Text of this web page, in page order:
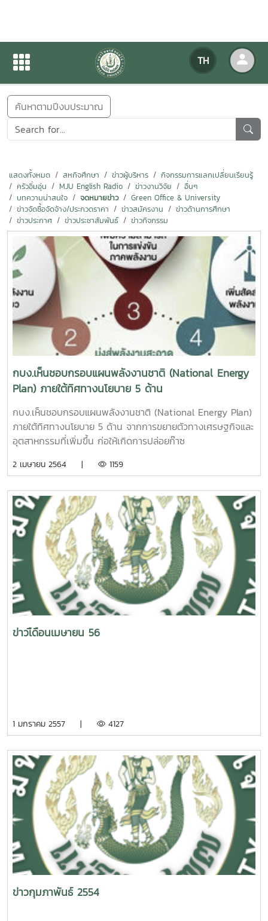
TH
ข่าวสารกิจกรรม
ค้นหาตามปีงบประมาณ
แสดงทั้งหมด สหกิจศึกษา ข่าวผู้บริหาร
กิจกรรมการแลกเปลี่ยนเรียนรู้
ครัวอิ่มอุ่น
MJU English Radio ข่าวงานวิจัย
อื่นๆ
บทความน่าสนใจ
จดหมายข่าว
Green Office & University
ข่าวจัดซื้อจัดจ้าง/ประกวดราคา
ข่าวสมัครงาน
ข่าวด้านการศึกษา
ข่าวประกาศ
ข่าวประชาสัมพันธ์ ข่าวกิจกรรม
กบง.เห็นชอบกรอบแผนพลังงานชาติ (National Energy
Plan) ภายใต้ทิศทางนโยบาย 5 ด้าน
กบง.เห็นชอบกรอบแผนพลังงานชาติ (National Energy Plan)
ภายใต้ทิศทางนโยบาย 5 ด้าน จากการขยายตัวทางเศรษฐกิจและ
อุตสาหกรรมที่เพิ่มขึ้น ก่อให้เกิดการปล่อยก๊าซ
อุณหภูมิโลกได้สูงขึ้น ประเทศไทยจึงได้วางเป้าหมายลดการปล่อย
หมายมุ่งสู่พลังงานสะอาด และลดการปล่อยก๊าซ
คาร์บอนไดออกไซด์ภายในปี 2580 ซึ่งที่ประชุม กบง. เมื่อวันที่
26 มีนาคม 2564 ที่มีนายสุพัฒนพงษ์ พันธ์มีเชาว์ รองนายก
รัฐมนตรี และรัฐมนตรีว่าการกระทรวงพลังงาน เป็นประธานการ
ประชุม ได้เห็นชอบกรอบแผนพลังงานชาติ (National Energy
Plan) ที่มีเป้าหมายมุ่งสู่พลังงานสะอาด ลดการปล่อยก๊าซ
คาร์บอนไดออกไซด์ภายในปี 2580 มีทิศทางนโยบาย (Policy
Direction) 5 ด้าน ได้แก่ 1.ลดการปล่อยก๊าซเรือนกระจกในภาค
พลังงาน 2.ลงทุนพลังงานสีเขียว 3.ดำเนินนโยบาย 4D1E เพิ่ม
ความสามารถในการแข่งขันภาคพลังงาน 4.เพิ่มสัดส่วนการใช้
การพัฒนาศักยภาพบุคลากรด้านพลังงาน (Capacity
อนาคต #กบง #กรอบแผนพลังงานชาติ
#NationalEnergyPlan #มีพลังงานมีความสุข #กระทรวง
พลังงาน #MinistryofEnergy #MoEN ดูน้อยลง
2 เมษายน 2564 | 1159
ข่าวเืดือนเมษายน 56
1 มกราคม 2557 | 4127
ข่าวกุมภาพันธ์ 2554